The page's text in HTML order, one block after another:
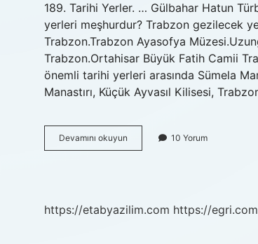
189. Tarihi Yerler. … Gülbahar Hatun
yerleri meşhurdur? Trabzon gezilecek
Trabzon.Trabzon Ayasofya
Trabzon.Ortahisar Büyük Fatih Camii
önemli tarihi yerleri arasında Sümela
Manastırı, Küçük Ayvasıl Kilisesi,
Devamını okuyun Trabzonun
Tarihi
10 Yorum
https://etabyazilim.com https://